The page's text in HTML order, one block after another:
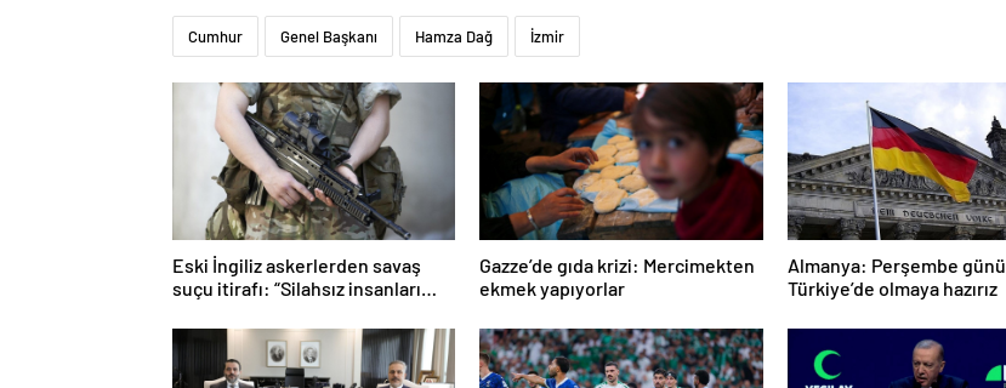
Cumhur Genel Başkanı Hamza Dağ İzmir
Eski İngiliz askerlerden savaş
suçu itirafı: “Silahsız insanları
Gazze’de gıda krizi: Mercimekten
ekmek yapıyorlar
Almanya: Perşembe günü
Türkiye’de olmaya hazırız